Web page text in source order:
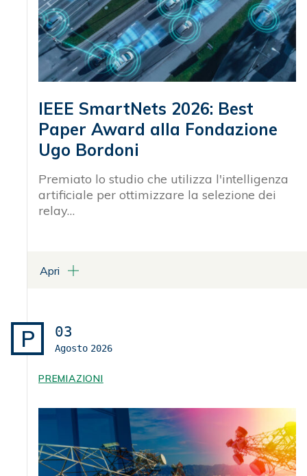
IEEE SmartNets 2026: Best
Paper Award alla Fondazione
Ugo Bordoni
Premiato lo studio che utilizza l'intelligenza
artificiale per ottimizzare la selezione dei
relay…
ALLEGATI
Apri
P 03
Agosto 2026
PREMIAZIONI